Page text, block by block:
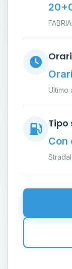
Ultimo
Tipo
Con